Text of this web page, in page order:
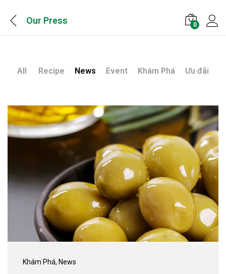
Our Press 0
All Recipe News Event Khám Phá Ưu đãi
Khám Phá, News